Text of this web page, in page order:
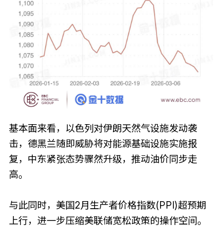
基本面来看，以色列对伊朗天然气设施发动袭
击，德黑兰随即威胁将对能源基础设施实施报
复，中东紧张态势骤然升级，推动油价同步走
高。
与此同时，美国2月生产者价格指数(PPI)超预期
上行，进一步压缩美联储宽松政策的操作空间。